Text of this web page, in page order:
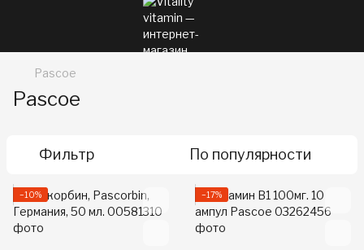
Pascoe
Pascoe
Фильтр По популярности
−10% −17%